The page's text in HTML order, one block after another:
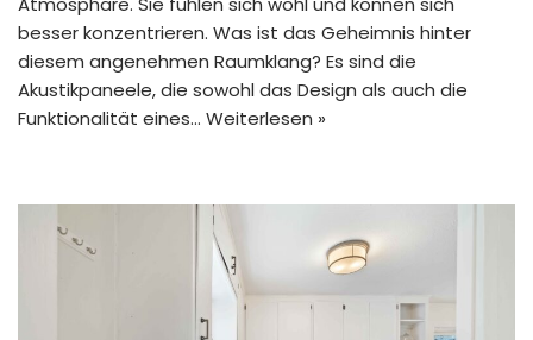
besser konzentrieren. Was ist das Geheimnis hinter
diesem angenehmen Raumklang? Es sind die
Akustikpaneele, die sowohl das Design als auch die
Funktionalität eines… Weiterlesen »